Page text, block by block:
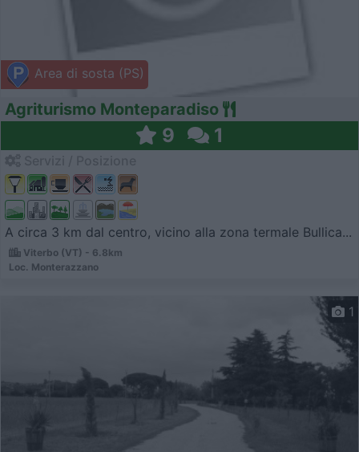
Area di sosta (PS)
Agriturismo Monteparadiso
9 1
A circa 3 km dal centro, vicino alla zona termale Bullica...
Viterbo (VT) - 6.8km
Loc. Monterazzano
1